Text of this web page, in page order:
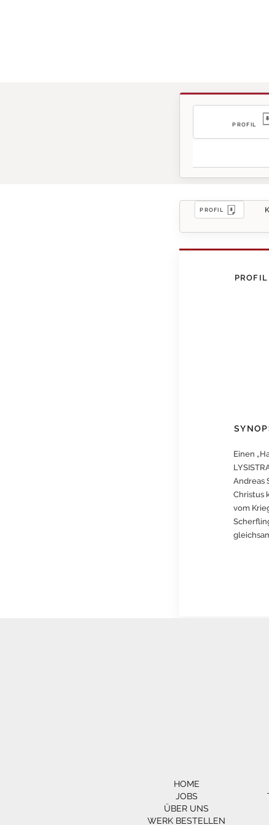
PROFIL
PROFIL
PROFIL
Einen
Andreas
Christus
vom
HOME
JOBS
ÜBER UNS
WERK BESTELLEN